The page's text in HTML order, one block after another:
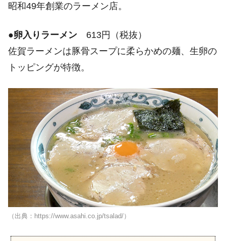
昭和49年創業のラーメン店。
●卵入りラーメン 613円（税抜）
佐賀ラーメンは豚骨スープに柔らかめの麺、生卵の
トッピングが特徴。
（出典：https://www.asahi.co.jp/tsalad/）